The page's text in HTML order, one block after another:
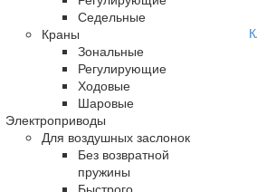
Седельные
Краны
Зональные
Регулирующие
Ходовые
Шаровые
Электроприводы
Для воздушных заслонок
Без возвратной
пружины
Быстрого